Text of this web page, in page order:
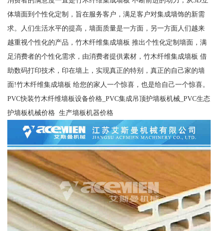
体墙面到个性化定制，旨在服务客户，满足客户对集成墙饰的新需
求。人们生活水平的提高，墙面质量是一方面，另一方面人们越来
越重视个性化的产品，竹木纤维集成墙板 推出个性化定制墙面，满
足消费者的个性化需求，由消费者提供素材，竹木纤维集成墙板 借
助数码打印技术，印在墙上，实现真正的特别，真正的自己家的墙
面!竹木纤维集成墙板 给您的家人一个惊喜，也是给自己一个惊喜。
PVC快装竹木纤维墙板设备价格_PVC集成吊顶护墙板机械_PVC生态
护墙板机械价格 生产墙板机器价格